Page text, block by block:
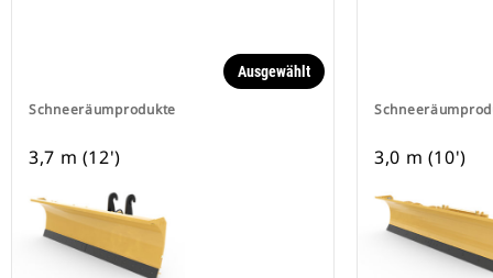
Schneeräumprodukte
Ausgewählt
3,7 m (12') 3,0 m (10')